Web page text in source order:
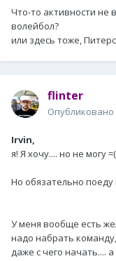
Что-то активности не
волейбол?
или здесь тоже,
flinter
Опубликовано
Irvin,
я! Я хочу.... но не могу =(
Но обязательно поеду
У меня вообще есть
надо набрать
даже с чего начать....